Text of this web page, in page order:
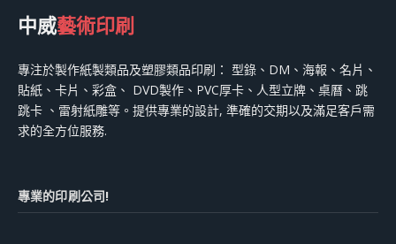
中威藝術印刷
專注於製作紙製類品及塑膠類品印刷： 型錄、DM、海報、名片、
貼紙、卡片、彩盒、 DVD製作、PVC厚卡、人型立牌、桌曆、跳
跳卡 、雷射紙雕等。提供專業的設計, 準確的交期以及滿足客戶需
求的全方位服務.
專業的印刷公司!